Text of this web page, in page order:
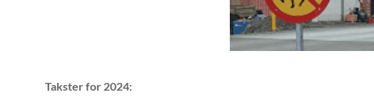
Takster for 2024: